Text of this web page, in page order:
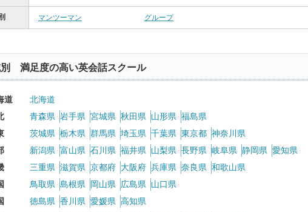
マンツーマン グループ
満足度の高い英会話スクール
道
北海道
青森県 岩手県 宮城県 秋田県 山形県 福島県
茨城県 栃木県 群馬県 埼玉県 千葉県 東京都 神奈川県
新潟県 富山県 石川県 福井県 山梨県 長野県 岐阜県 静岡県 愛知県
三重県 滋賀県 京都府 大阪府 兵庫県 奈良県 和歌山県
鳥取県 島根県 岡山県 広島県
山口県
徳島県 香川県 愛媛県 高知県